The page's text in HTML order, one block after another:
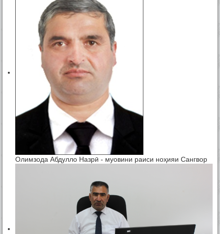
Олимзода Абдулло Назрӣ - муовини раиси ноҳияи Сангвор